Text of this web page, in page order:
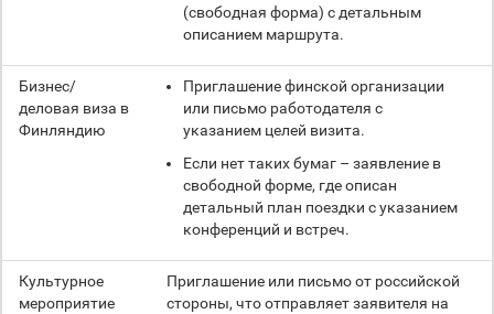
(свободная форма) с детальным
описанием маршрута.
Бизнес/
деловая виза в
Финляндию
Приглашение финской организации
или письмо работодателя с
указанием целей визита.
Если нет таких бумаг – заявление в
свободной форме, где описан
детальный план поездки с указанием
конференций и встреч.
Культурное
мероприятие
Приглашение или письмо от российской
стороны, что отправляет заявителя на